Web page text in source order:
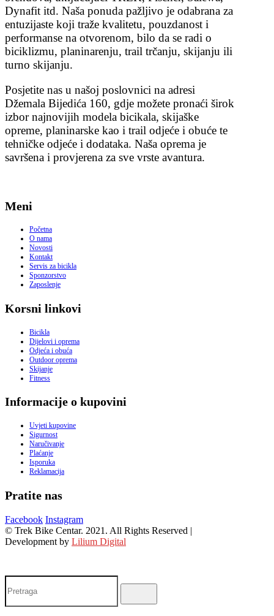
Dynafit itd. Naša ponuda pažljivo je odabrana za
entuzijaste koji traže kvalitetu, pouzdanost i
performanse na otvorenom, bilo da se radi o
biciklizmu, planinarenju, trail trčanju, skijanju ili
turno skijanju.
Posjetite nas u našoj poslovnici na adresi
Džemala Bijedića 160, gdje možete pronaći širok
izbor najnovijih modela bicikala, skijaške
opreme, planinarske kao i trail odjeće i obuće te
tehničke odjeće i dodataka. Naša oprema je
savršena i provjerena za sve vrste avantura.
Meni
Početna
O nama
Novosti
Kontakt
Servis za bicikla
Sponzorstvo
Zaposlenje
Korsni linkovi
Bicikla
Dijelovi i oprema
Odjeća i obuća
Outdoor oprema
Skijanje
Fitness
Informacije o kupovini
Uvjeti kupovine
Sigurnost
Naručivanje
Plaćanje
Isporuka
Reklamacija
Pratite nas
Facebook Instagram
© Trek Bike Centar. 2021. All Rights Reserved |
Development by Lilium Digital